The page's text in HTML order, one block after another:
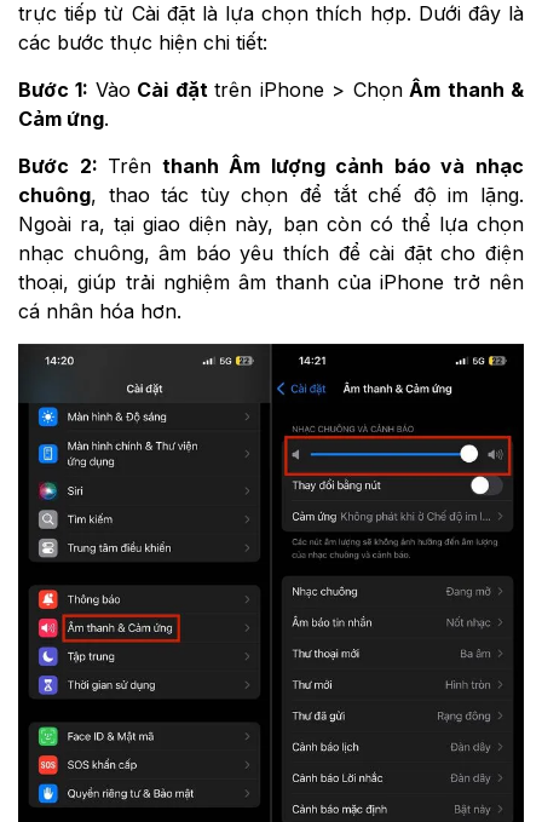
trực tiếp từ Cài đặt là lựa chọn thích hợp. Dưới đây là
các bước thực hiện chi tiết:
Bước 1: Vào Cài đặttrên iPhone > ChọnÂm thanh &
Cảm ứng.
Bước 2: Trên thanh Âm lượng cảnh báo và nhạc
chuông, thao tác tùy chọn để tắt chế độ im lặng.
Ngoài ra, tại giao diện này, bạn còn có thể lựa chọn
nhạc chuông, âm báo yêu thích để cài đặt cho điện
thoại, giúp trải nghiệm âm thanh của iPhone trở nên
cá nhân hóa hơn.